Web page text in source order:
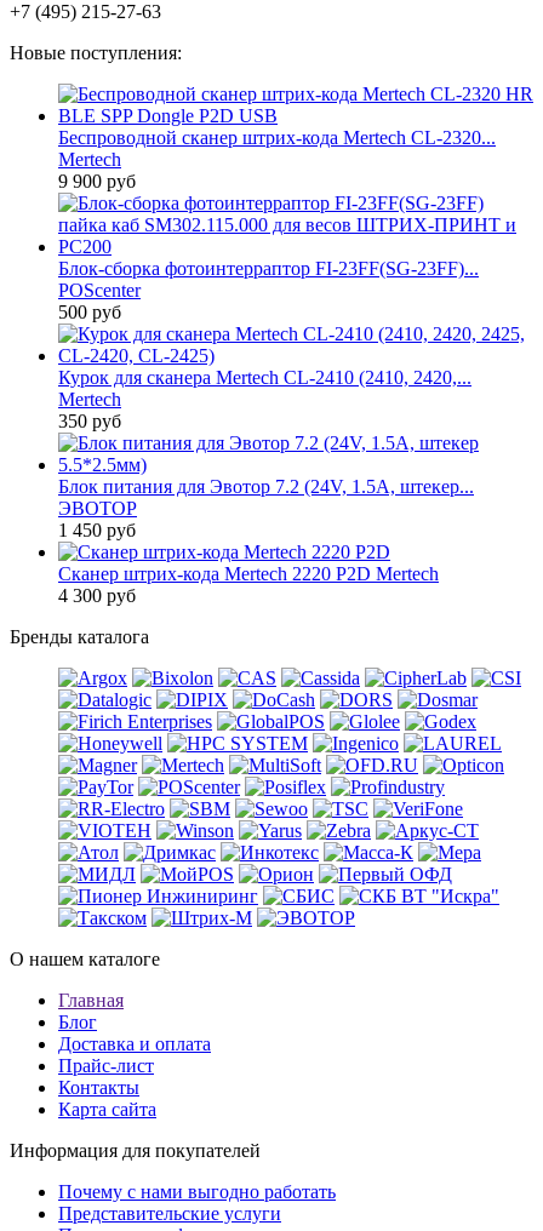
+7 (495) 215-27-63
Новые поступления:
Беспроводной сканер штрих-кода Mertech CL-2320...
Mertech
9 900 руб
Блок-сборка фотоинтерраптор FI-23FF(SG-23FF)...
POScenter
500 руб
Курок для сканера Mertech CL-2410 (2410, 2420,...
Mertech
350 руб
Блок питания для Эвотор 7.2 (24V, 1.5A, штекер...
ЭВОТОР
1 450 руб
Сканер штрих-кода Mertech 2220 P2D Mertech
4 300 руб
Бренды каталога
О нашем каталоге
Главная
Блог
Доставка и оплата
Прайс-лист
Контакты
Карта сайта
Информация для покупателей
Почему с нами выгодно работать
Представительские услуги